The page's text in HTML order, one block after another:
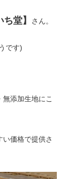
ち堂】 さん。
です)
添加生地にこ
価格で提供さ